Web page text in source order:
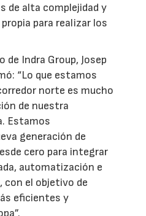
de alta complejidad y
para realizar los
de Indra Group, Josep
“Lo que estamos
norte es mucho
de nuestra
Estamos
generación de
cero para integrar
automatización e
el objetivo de
eficientes y